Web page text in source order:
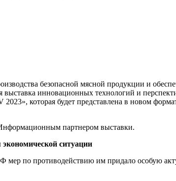
инновационных технологий и
которая будет представлена в новом
партнером выставки.
ситуации
по противодействию им придало особую